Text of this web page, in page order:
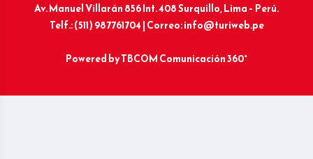
Av. Manuel Villarán 856 Int. 408 Surquillo, Lima – Perú.
Telf.: (511) 987761704 | Correo: info@turiweb.pe
Powered byTBCOM Comunicación 360°